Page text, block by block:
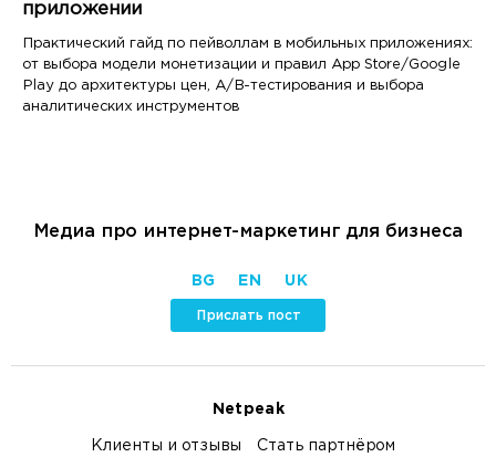
приложении
Практический гайд по пейволлам в мобильных приложениях:
от выбора модели монетизации и правил App Store/Google
Play до архитектуры цен, A/B-тестирования и выбора
аналитических инструментов
Медиа про интернет-маркетинг для бизнеса
BG EN UK
Прислать пост
Netpeak
Клиенты и отзывы Стать партнёром